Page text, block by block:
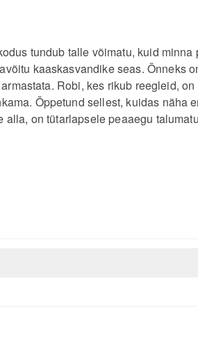
tundub talle võimatu, kuid minna
kaaskasvandike seas. Õnneks
Robi, kes rikub reegleid,
Õppetund sellest, kuidas näha
on tütarlapsele peaaegu